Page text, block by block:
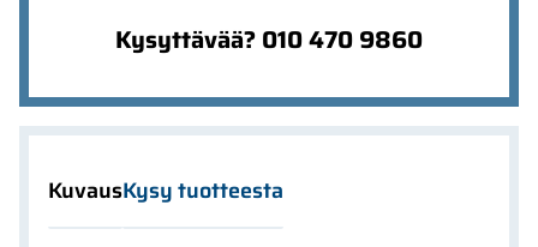
Kysyttävää? 010 470 9860
KuvausKysy tuotteesta